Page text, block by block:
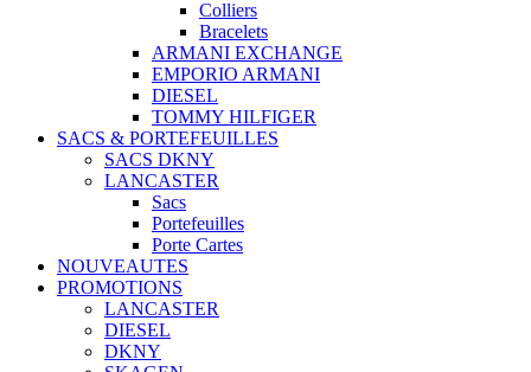
Colliers
Bracelets
ARMANI EXCHANGE
EMPORIO ARMANI
DIESEL
TOMMY HILFIGER
SACS & PORTEFEUILLES
SACS DKNY
LANCASTER
Sacs
Portefeuilles
Porte Cartes
NOUVEAUTES
PROMOTIONS
LANCASTER
DIESEL
DKNY